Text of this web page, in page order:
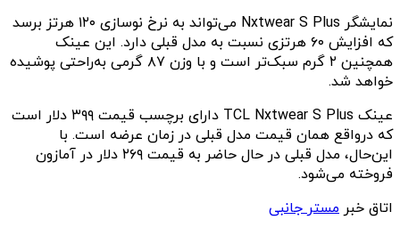
نمایشگر Nxtwear S Plus می‌تواند به نرخ نوسازی ۱۲۰ هرتز برسد
که افزایش ۶۰ هرتزی نسبت به مدل قبلی دارد. این عینک
همچنین ۲ گرم سبک‌تر است و با وزن ۸۷ گرمی به‌راحتی پوشیده
خواهد شد.
عینک TCL Nxtwear S Plus دارای برچسب قیمت ۳۹۹ دلار است
که درواقع همان قیمت مدل قبلی در زمان عرضه است. با
این‌حال، مدل قبلی در حال حاضر به قیمت ۲۶۹ دلار در آمازون
فروخته می‌شود.
اتاق خبر مستر جانبی